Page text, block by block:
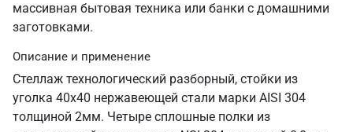
массивная бытовая техника или банки с домашними
заготовками.
Описание и применение
Стеллаж технологический разборный, стойки из
уголка 40х40 нержавеющей стали марки AISI 304
толщиной 2мм. Четыре сплошные полки из